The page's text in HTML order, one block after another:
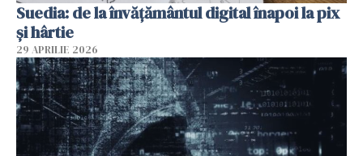
Suedia: de la învățământul digital înapoi la pix
și hârtie
29 APRILIE 2026